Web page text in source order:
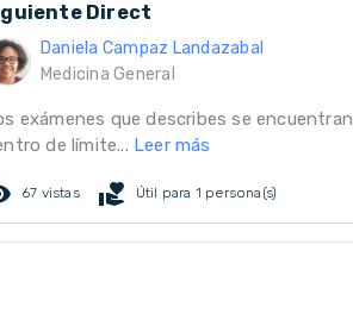
Direct
Daniela Campaz Landazabal
Medicina General
exámenes que describes se encuentran
de límite... Leer más
67 vistas volunteer_activism Útil para 1 persona(s)